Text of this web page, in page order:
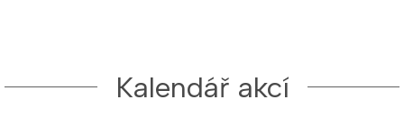
Kalendář akcí